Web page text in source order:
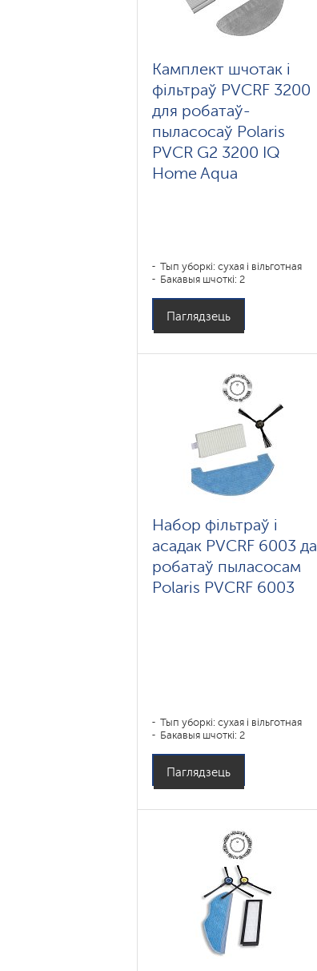
Камплект шчотак і
фільтраў PVCRF 3200
для робатаў-
пыласосаў Polaris
PVCR G2 3200 IQ
Home Aqua
Тып уборкі: сухая і вільготная
Бакавыя шчоткі: 2
Паглядзець
Набор фільтраў і
асадак PVCRF 6003 да
робатаў пыласосам
Polaris PVCRF 6003
Тып уборкі: сухая і вільготная
Бакавыя шчоткі: 2
Паглядзець